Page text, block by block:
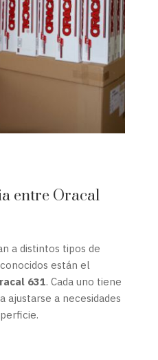
entre Oracal
a distintos tipos de
están el
631. Cada uno tiene
ajustarse a necesidades